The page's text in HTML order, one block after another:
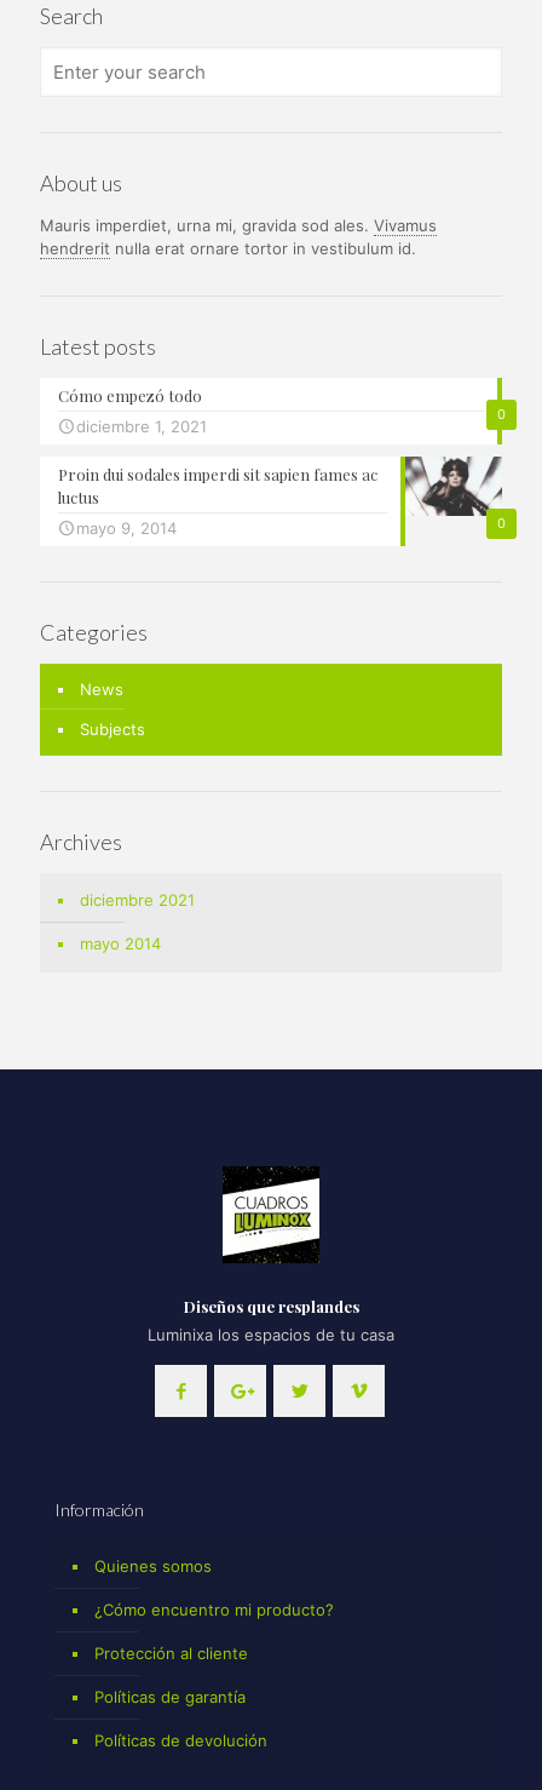
Search
About us
Mauris imperdiet, urna mi, gravida sod ales. Vivamus
hendrerit nulla erat ornare tortor in vestibulum id.
Latest posts
0
Cómo empezó todo
diciembre 1, 2021
0
Proin dui sodales imperdi sit sapien fames ac
luctus
mayo 9, 2014
Categories
News
Subjects
Archives
diciembre 2021
mayo 2014
Diseños que resplandes
Luminixa los espacios de tu casa
Información
Quienes somos
¿Cómo encuentro mi producto?
Protección al cliente
Políticas de garantía
Políticas de devolución